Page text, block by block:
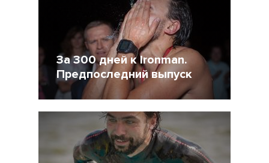
За 300 дней к Ironman.
Предпоследний выпуск